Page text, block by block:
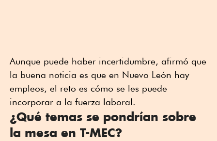
Aunque puede haber incertidumbre, afirmó que
la buena noticia es que en Nuevo León hay
empleos, el reto es cómo se les puede
incorporar a la fuerza laboral.
¿Qué temas se pondrían sobre
la mesa en T-MEC?